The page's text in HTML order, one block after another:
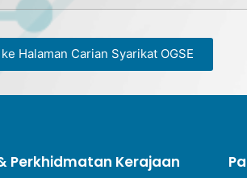
Halaman Carian Syarikat OGSE
Perkhidmatan Kerajaan